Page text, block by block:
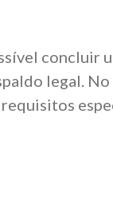
concluir
legal.